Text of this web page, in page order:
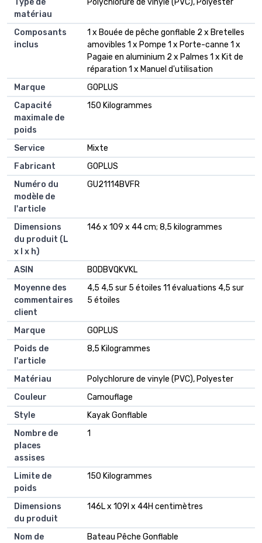
Type de
matériau
‎Polychlorure de vinyle (PVC), Polyester
Composants
inclus
‎1 x Bouée de pêche gonflable 2 x Bretelles
amovibles 1 x Pompe 1 x Porte-canne 1 x
Pagaie en aluminium 2 x Palmes 1 x Kit de
réparation 1 x Manuel d'utilisation
Marque
‎GOPLUS
Capacité
maximale de
poids
‎150 Kilogrammes
Service
‎Mixte
Fabricant
‎GOPLUS
Numéro du
modèle de
l'article
‎GU21114BVFR
Dimensions
du produit (L
x l x h)
‎146 x 109 x 44 cm; 8,5 kilogrammes
ASIN
‎B0DBVQKVKL
Moyenne des
commentaires
client
4,5 4,5 sur 5 étoiles 11 évaluations 4,5 sur
5 étoiles
Marque
GOPLUS
Poids de
l'article
8,5 Kilogrammes
Matériau
Polychlorure de vinyle (PVC), Polyester
Couleur
Camouflage
Style
Kayak Gonflable
Nombre de
places
assises
1
Limite de
poids
150 Kilogrammes
Dimensions
du produit
146L x 109l x 44H centimètres
Nom de
Bateau Pêche Gonflable